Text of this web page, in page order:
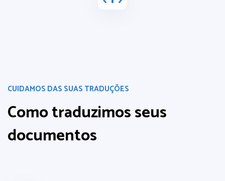
CUIDAMOS DAS SUAS TRADUÇÕES
Como traduzimosseus
documentos